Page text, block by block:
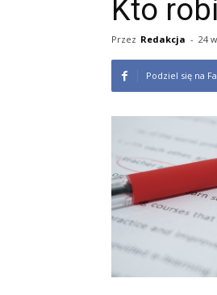
Kto
Przez Redakcja - 24
Podziel się na